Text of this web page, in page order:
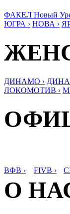
ФАКЕЛ Новый
ЮГРА › НОВА ›
ДИНАМО ›
ЛОКОМОТИВ ›
ВФВ › FIVB ›
О